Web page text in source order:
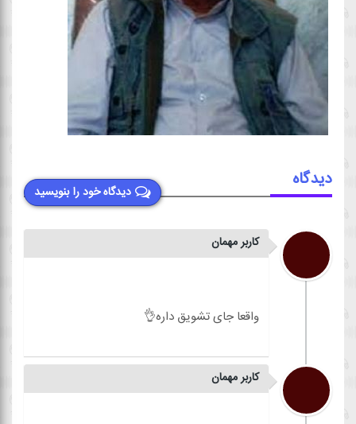
دیدگاه خود را بنویسید
دیدگاه
کاربر مهمان
کاربر مهمان